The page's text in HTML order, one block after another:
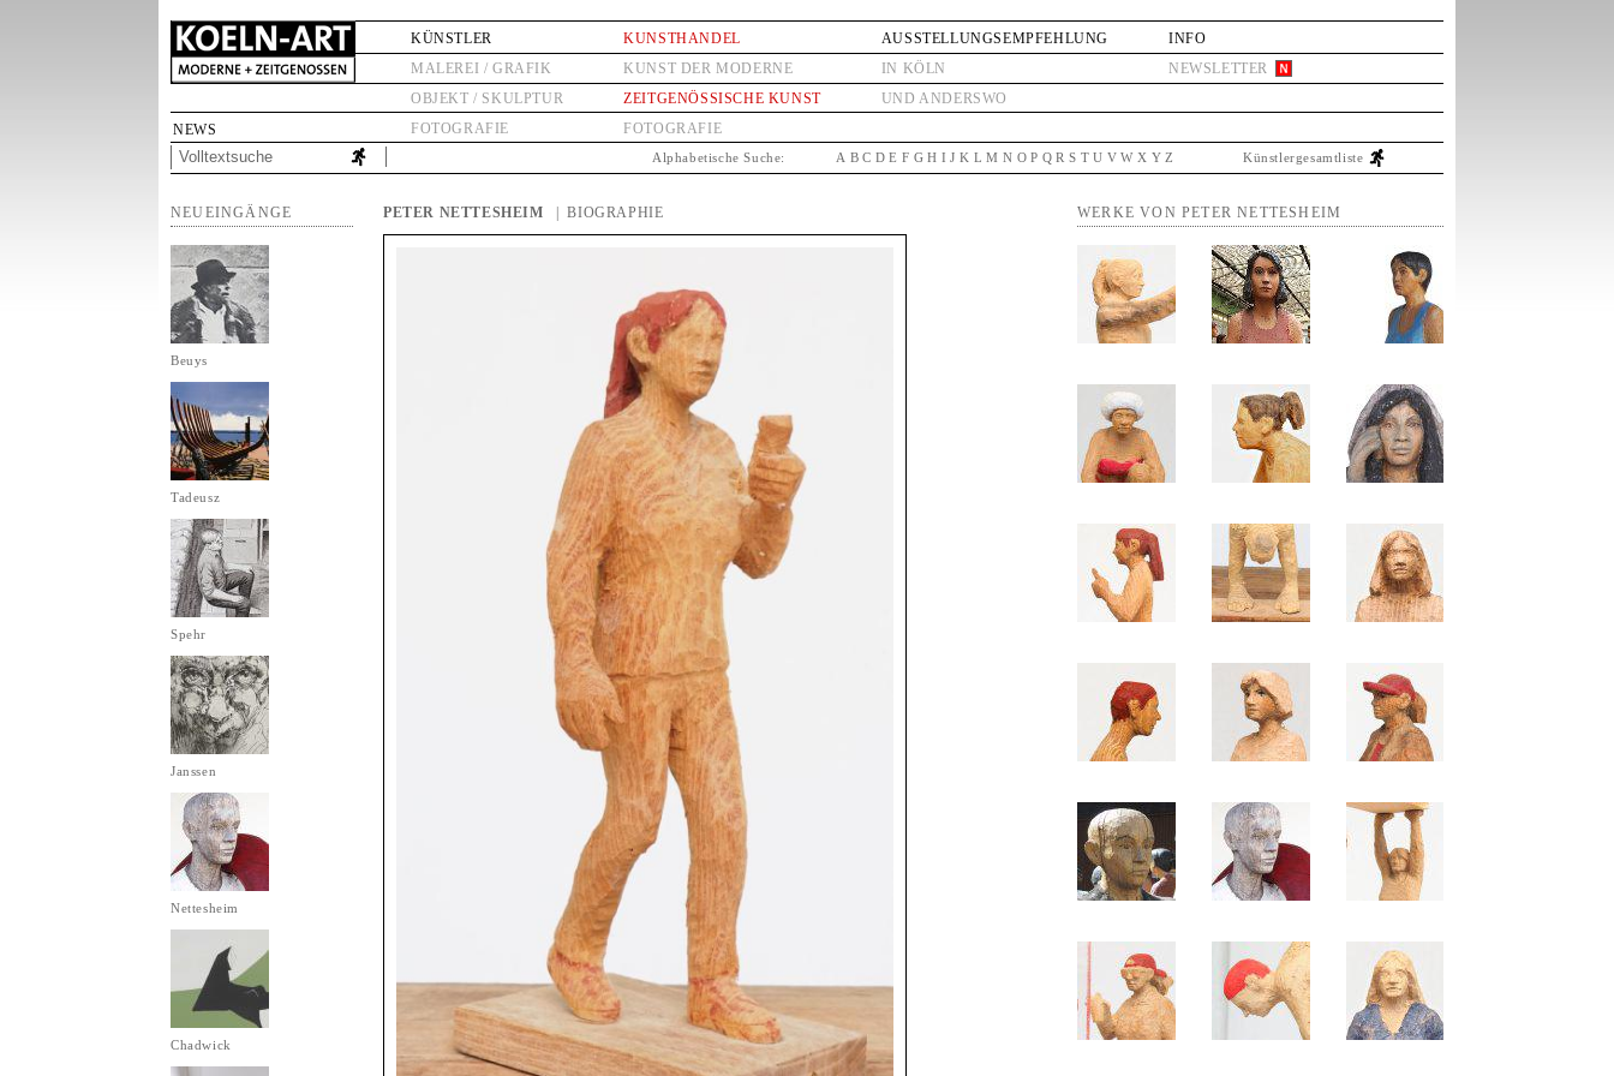
NEWS
KÜNSTLER
MALEREI / GRAFIK
OBJEKT / SKULPTUR
FOTOGRAFIE
KUNSTHANDEL
KUNST DER MODERNE
ZEITGENÖSSISCHE KUNST
FOTOGRAFIE
AUSSTELLUNGSEMPFEHLUNG
IN KÖLN
UND ANDERSWO
INFO
NEWSLETTER
Alphabetische Suche: A B C D E F G H I J K L M N O P Q R S T U V W X Y Z Künstlergesamtliste
NEUEINGÄNGE
Beuys
Tadeusz
Spehr
Janssen
Nettesheim
Chadwick
PETER NETTESHEIM | BIOGRAPHIE WERKE VON PETER NETTESHEIM